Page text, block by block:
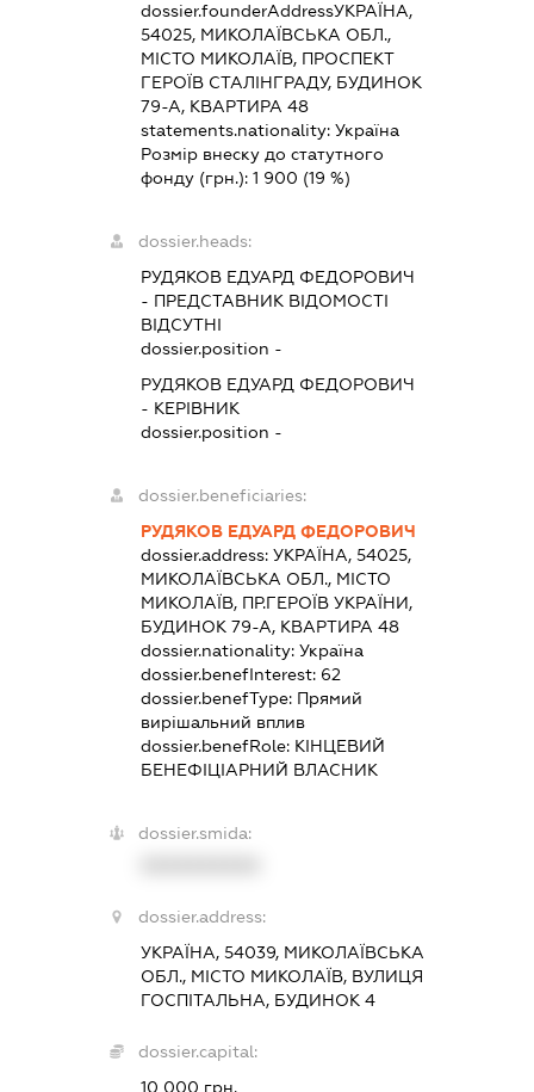
dossier.founderAddressУКРАЇНА,
54025, МИКОЛАЇВСЬКА ОБЛ.,
МІСТО МИКОЛАЇВ, ПРОСПЕКТ
ГЕРОЇВ СТАЛІНГРАДУ, БУДИНОК
79-А, КВАРТИРА 48
statements.nationality:Україна
Розмір внеску до статутного
фонду (грн.):1 900 (19 %)
dossier.heads:
РУДЯКОВ ЕДУАРД ФЕДОРОВИЧ
- ПРЕДСТАВНИК ВІДОМОСТІ
ВІДСУТНІ
dossier.position -
РУДЯКОВ ЕДУАРД ФЕДОРОВИЧ
- КЕРІВНИК
dossier.position -
dossier.beneficiaries:
РУДЯКОВ ЕДУАРД ФЕДОРОВИЧ
dossier.address:УКРАЇНА, 54025,
МИКОЛАЇВСЬКА ОБЛ., МІСТО
МИКОЛАЇВ, ПР.ГЕРОЇВ УКРАЇНИ,
БУДИНОК 79-А, КВАРТИРА 48
dossier.nationality:Україна
dossier.benefInterest: 62
dossier.benefType: Прямий
вирішальний вплив
dossier.benefRole: КІНЦЕВИЙ
БЕНЕФІЦІАРНИЙ ВЛАСНИК
dossier.smida:
dossier.address:
УКРАЇНА, 54039, МИКОЛАЇВСЬКА
ОБЛ., МІСТО МИКОЛАЇВ, ВУЛИЦЯ
ГОСПІТАЛЬНА, БУДИНОК 4
dossier.capital:
10 000 грн.